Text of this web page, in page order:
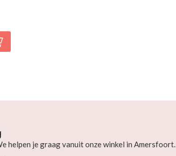
helpen je graag vanuit onze winkel in Amersfoort.